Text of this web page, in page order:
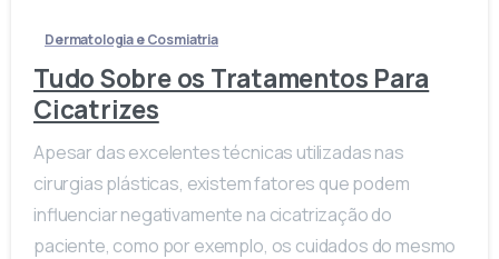
Dermatologia e Cosmiatria
Tudo Sobre os Tratamentos Para
Cicatrizes
Apesar das excelentes técnicas utilizadas nas
cirurgias plásticas, existem fatores que podem
influenciar negativamente na cicatrização do
paciente, como por exemplo, os cuidados do mesmo